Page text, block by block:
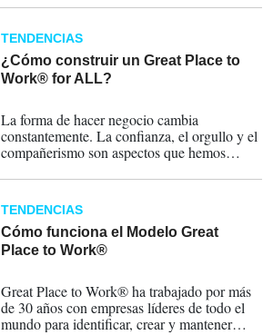
para Trabajar® en la región, reflejando un
crecimiento del 15% respecto al año anterior.
TENDENCIAS
¿Cómo construir un Great Place to
Work® for ALL?
La forma de hacer negocio cambia
constantemente. La confianza, el orgullo y el
compañerismo son aspectos que hemos
pero a partir de este año queremos introducir
más componentes que mejorarán la cultura
de sus organizaciones.
TENDENCIAS
Cómo funciona el Modelo Great
Place to Work®
Great Place to Work® ha trabajado por más
de 30 años con empresas líderes de todo el
mundo para identificar, crear y mantener